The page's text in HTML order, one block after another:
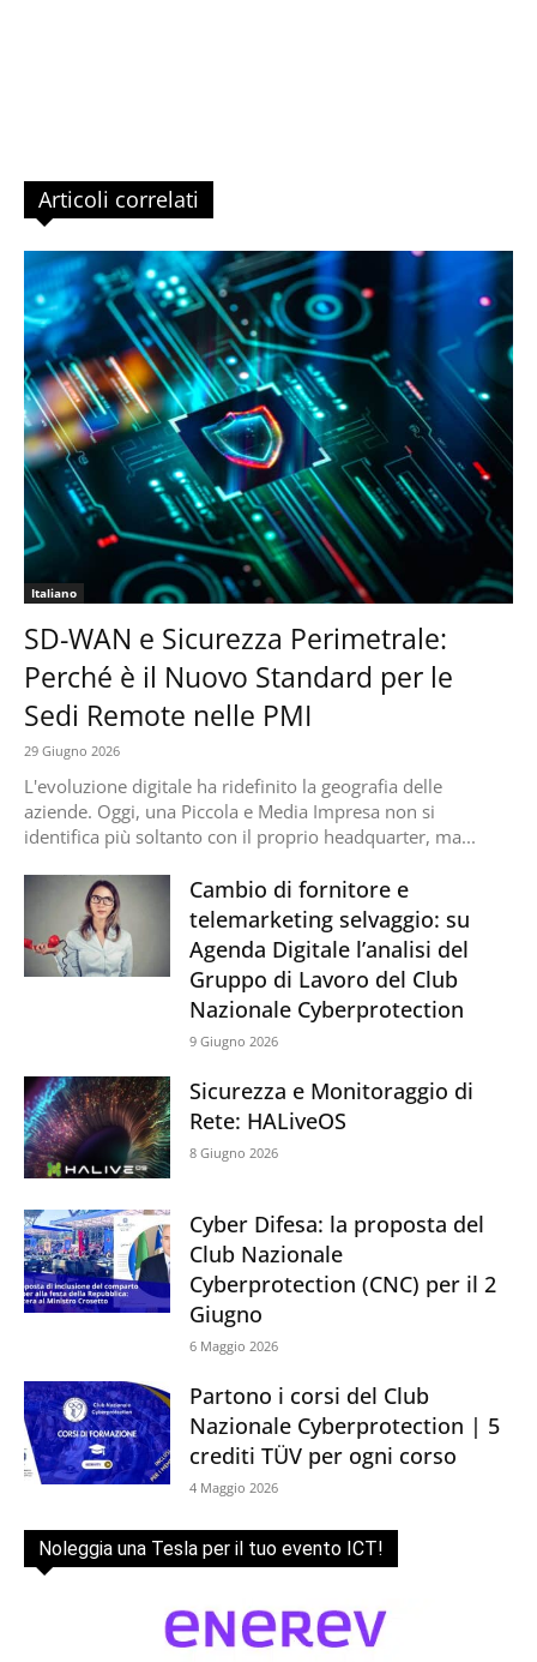
Articoli correlati
Italiano
SD-WAN e Sicurezza Perimetrale:
Perché è il Nuovo Standard per le
Sedi Remote nelle PMI
29 Giugno 2026
L'evoluzione digitale ha ridefinito la geografia delle
aziende. Oggi, una Piccola e Media Impresa non si
identifica più soltanto con il proprio headquarter, ma...
Cambio di fornitore e
telemarketing selvaggio: su
Agenda Digitale l’analisi del
Gruppo di Lavoro del Club
Nazionale Cyberprotection
9 Giugno 2026
Sicurezza e Monitoraggio di
Rete: HALiveOS
8 Giugno 2026
Cyber Difesa: la proposta del
Club Nazionale
Cyberprotection (CNC) per il 2
Giugno
6 Maggio 2026
Partono i corsi del Club
Nazionale Cyberprotection | 5
crediti TÜV per ogni corso
4 Maggio 2026
Noleggia una Tesla per il tuo evento ICT!